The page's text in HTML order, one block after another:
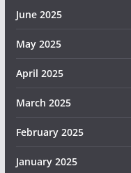
June 2025
May 2025
April 2025
March 2025
February 2025
January 2025